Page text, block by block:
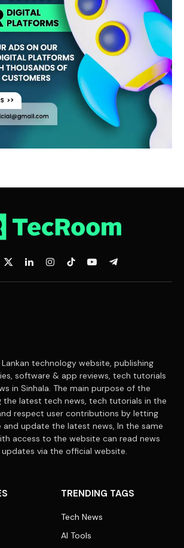
X
(Twitter)
LinkedInInstagram
TikTokYouTubeTelegram
Lankan technology website, publishing
software & app reviews, tech tutorials
in Sinhala. The main purpose of the
the latest tech news, tech tutorials in the
respect user contributions by letting
update the latest news, In the same
access to the website can read news
via the official website.
TRENDING TAGS
Tech News
AI Tools